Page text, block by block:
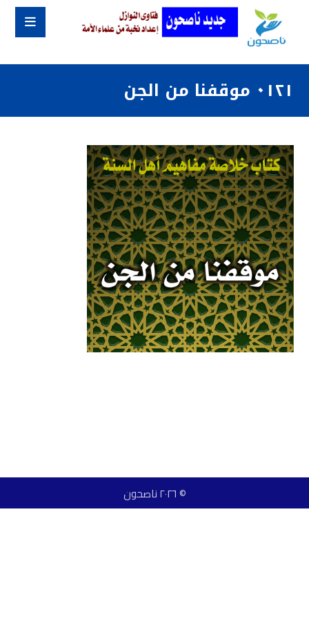
٠١٢١ موقفنا من الجن
© ٢٠٢٦ ناصحون